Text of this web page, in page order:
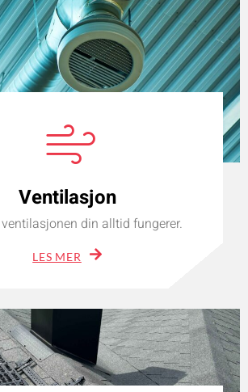
Ventilasjon
din alltid fungerer.
LES MER